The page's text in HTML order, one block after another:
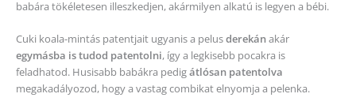
babára tökéletesen illeszkedjen, akármilyen alkatú is legyen a bébi.
Cuki koala-mintás patentjait ugyanis a pelusderekánakár
egymásba is tudod patentolni, így a legkisebb pocakra is
feladhatod. Husisabb babákra pedigátlósan patentolva
megakadályozod, hogy a vastag combikat elnyomja a pelenka.